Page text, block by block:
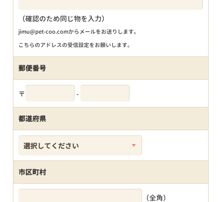
（確認のため同じ物を入力）
jimu@pet-coo.comからメールをお送りします。
こちらのアドレスの受信設定をお願いします。
郵便番号
〒 -
都道府県
市区町村
（全角）